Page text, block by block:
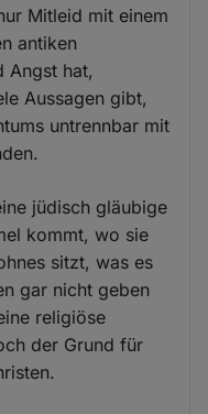
Mitleid mit einem
antiken
Angst hat,
Aussagen gibt,
untrennbar mit
jüdisch gläubige
kommt, wo sie
sitzt, was es
gar nicht geben
religiöse
der Grund für